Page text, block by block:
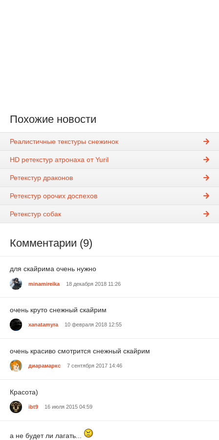
Похожие новости
Реалистичные текстуры снежинок
HD ретекстур атронаха от Yuril
Ретекстур драконов
Ретекстур орочих доспехов
Ретекстур собак
Комментарии (9)
для скайрима очень нужно
minamireika 18 декабря 2018 11:26
очень круто снежный скайрим
xanatamyra 10 февраля 2018 12:55
очень красиво смотрится снежный скайрим
диарамаркс 7 сентября 2017 14:46
Красота)
ibt9 16 июля 2015 04:59
а не будет ли лагать...